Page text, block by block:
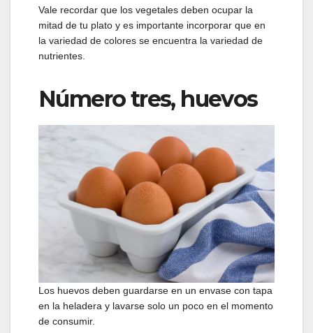
Vale recordar que los vegetales deben ocupar la
mitad de tu plato y es importante incorporar que en
la variedad de colores se encuentra la variedad de
nutrientes.
Número tres, huevos
Los huevos deben guardarse en un envase con tapa
en la heladera y lavarse solo un poco en el momento
de consumir.